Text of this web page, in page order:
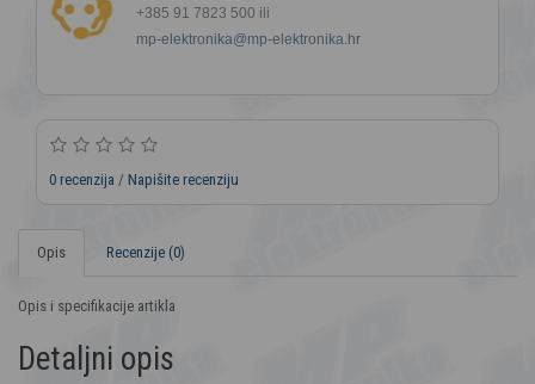
+385 91 7823 500 ili
mp-elektronika@mp-elektronika.hr
0 recenzija / Napišite recenziju
Opis Recenzije (0)
Opis i specifikacije artikla
Detaljni opis